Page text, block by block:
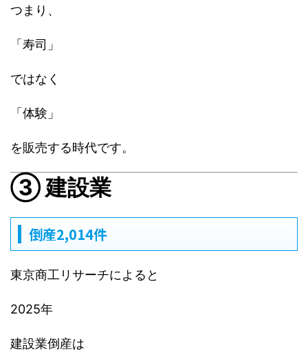
つまり、
「寿司」
ではなく
「体験」
を販売する時代です。
③ 建設業
倒産2,014件
東京商工リサーチによると
2025年
建設業倒産は